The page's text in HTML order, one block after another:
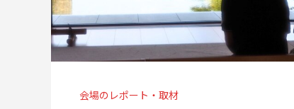
会場のレポート・取材